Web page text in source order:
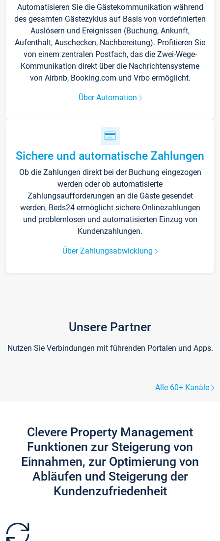
Automatisieren Sie die Gästekommunikation während
des gesamten Gästezyklus auf Basis von vordefinierten
Auslösern und Ereignissen (Buchung, Ankunft,
Aufenthalt, Auschecken, Nachbereitung). Profitieren Sie
von einem zentralen Postfach, das die Zwei-Wege-
Kommunikation direkt über die Nachrichtensysteme
von Airbnb, Booking.com und Vrbo ermöglicht.
Über Automation
Sichere und automatische Zahlungen
Ob die Zahlungen direkt bei der Buchung eingezogen
werden oder ob automatisierte
Zahlungsaufforderungen an die Gäste gesendet
werden, Beds24 ermöglicht sichere Onlinezahlungen
und problemlosen und automatisierten Einzug von
Kundenzahlungen.
Über Zahlungsabwicklung
Unsere Partner
Nutzen Sie Verbindungen mit führenden Portalen und Apps.
Alle 60+ Kanäle
Clevere Property Management
Funktionen zur Steigerung von
Einnahmen, zur Optimierung von
Abläufen und Steigerung der
Kundenzufriedenheit